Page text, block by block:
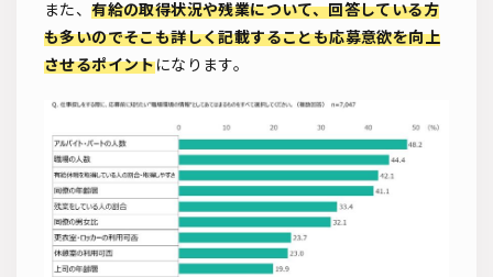
また、有給の取得状況や残業について、回答している方
も多いのでそこも詳しく記載することも応募意欲を向上
させるポイントになります。